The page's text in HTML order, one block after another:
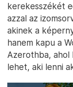
kerekesszékét
azzal az
akinek a
hanem kapu a
Azerothba, ahol
lehet, aki lenni